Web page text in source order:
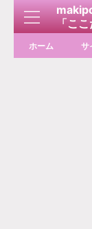
「こ
ホーム サ